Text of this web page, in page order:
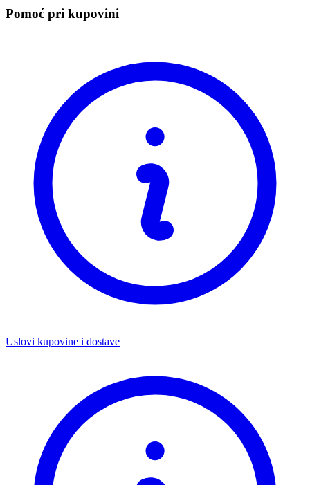
Pomoć pri kupovini
Uslovi kupovine i dostave